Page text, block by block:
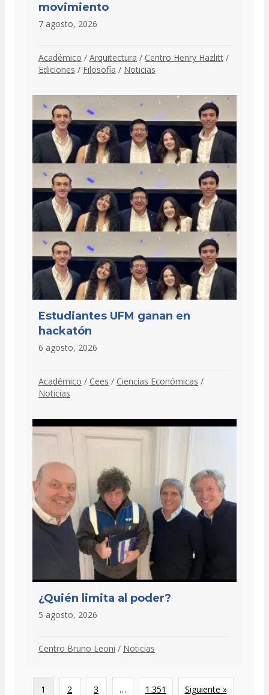
movimiento
7 agosto, 2026
Académico / Arquitectura / Centro Henry Hazlitt /
Ediciones / Filosofía / Noticias
Estudiantes UFM ganan en
hackatón
6 agosto, 2026
Académico / Cees / Ciencias Económicas /
Noticias
¿Quién limita al poder?
5 agosto, 2026
Centro Bruno Leoni / Noticias
1 2 3 … 1.351 Siguiente »